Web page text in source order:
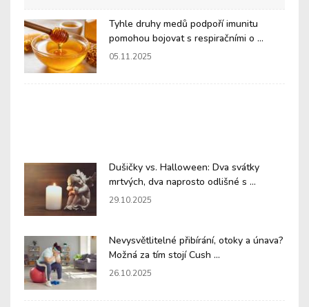
Tyhle druhy medů podpoří imunitu
pomohou bojovat s respiračními o ...
05.11.2025
Dušičky vs. Halloween: Dva svátky
mrtvých, dva naprosto odlišné s ...
29.10.2025
Nevysvětlitelné přibírání, otoky a únava?
Možná za tím stojí Cush ...
26.10.2025